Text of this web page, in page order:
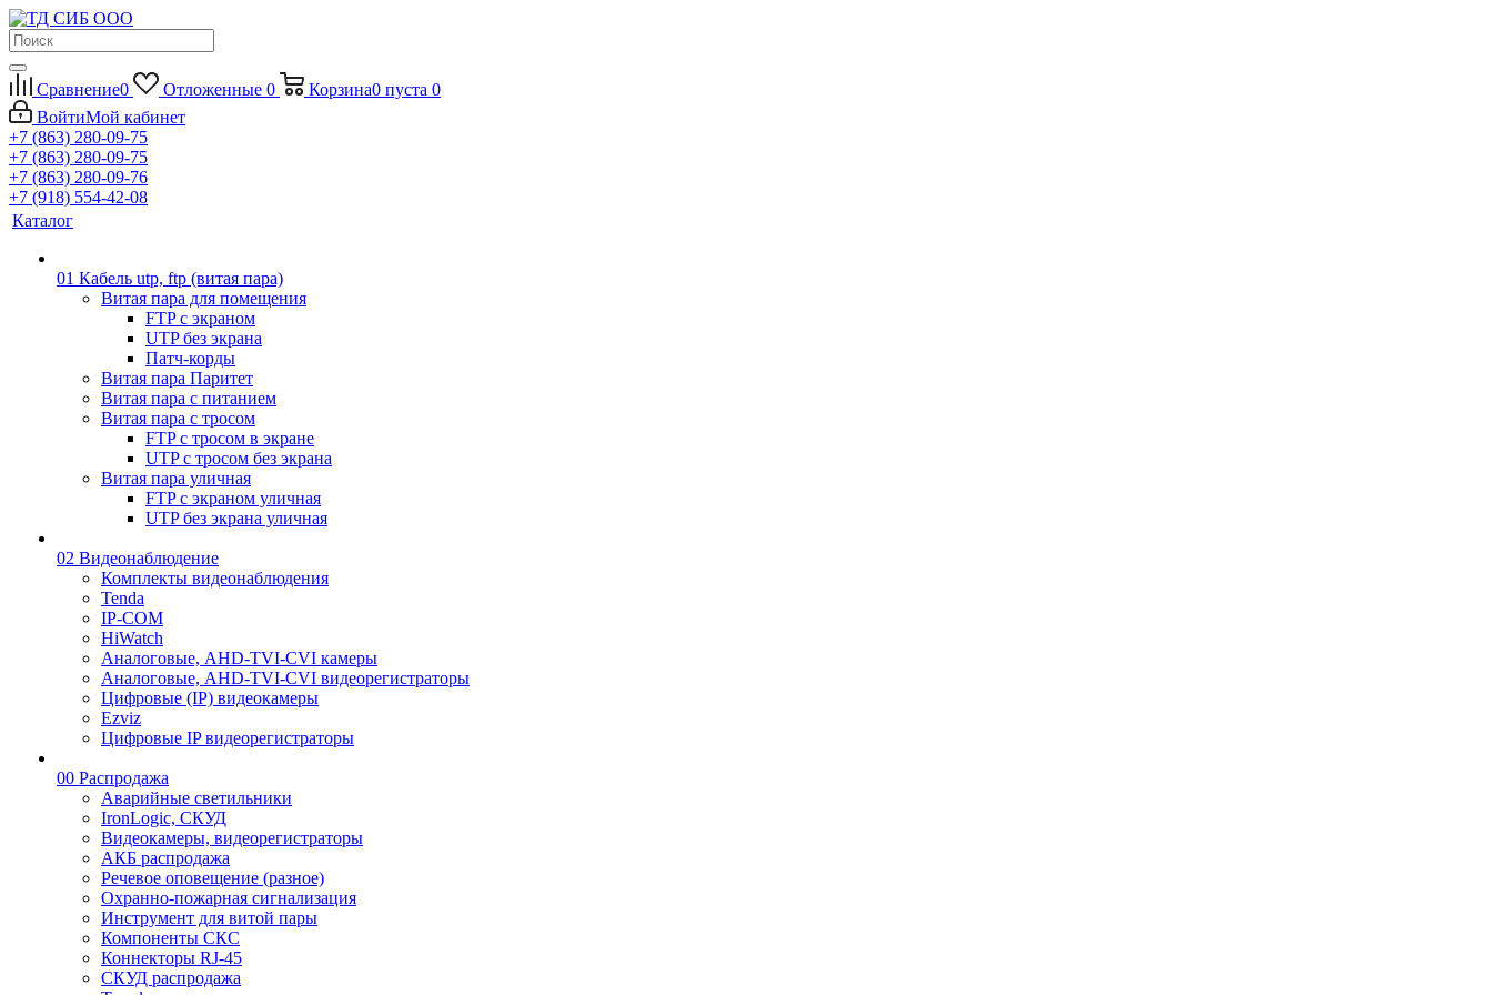
Сравнение0 Отложенные 0 Корзина0 пуста 0
ВойтиМой кабинет
+7 (863) 280-09-75
+7 (863) 280-09-75
+7 (863) 280-09-76
+7 (918) 554-42-08
Каталог
01 Кабель utp, ftp (витая пара)
Витая пара для помещения
FTP с экраном
UTP без экрана
Патч-корды
Витая пара Паритет
Витая пара с питанием
Витая пара с тросом
FTP с тросом в экране
UTP с тросом без экрана
Витая пара уличная
FTP с экраном уличная
UTP без экрана уличная
02 Видеонаблюдение
Комплекты видеонаблюдения
Tenda
IP-COM
HiWatch
Аналоговые, AHD-TVI-CVI камеры
Аналоговые, AHD-TVI-CVI видеорегистраторы
Цифровые (IP) видеокамеры
Ezviz
Цифровые IP видеорегистраторы
00 Распродажа
Аварийные светильники
IronLogic, СКУД
Видеокамеры, видеорегистраторы
АКБ распродажа
Речевое оповещение (разное)
Охранно-пожарная сигнализация
Инструмент для витой пары
Компоненты СКС
Коннекторы RJ-45
СКУД распродажа